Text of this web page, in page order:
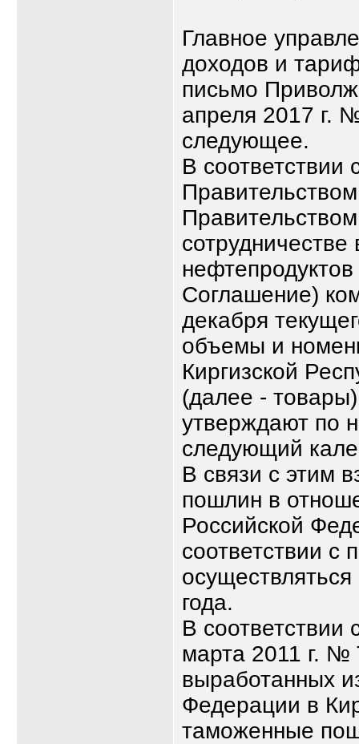
Главное
доходов и
письмо
апреля 2017 г.
следующее.
В соответствии
Соглашение)
декабря
объемы и
Киргизской
(далее -
утверждают по
следующий
В связи с этим
пошлин в
Российской
соответствии
года.
В
марта 2011 г. №
выработанных
Федерации в
таможенные